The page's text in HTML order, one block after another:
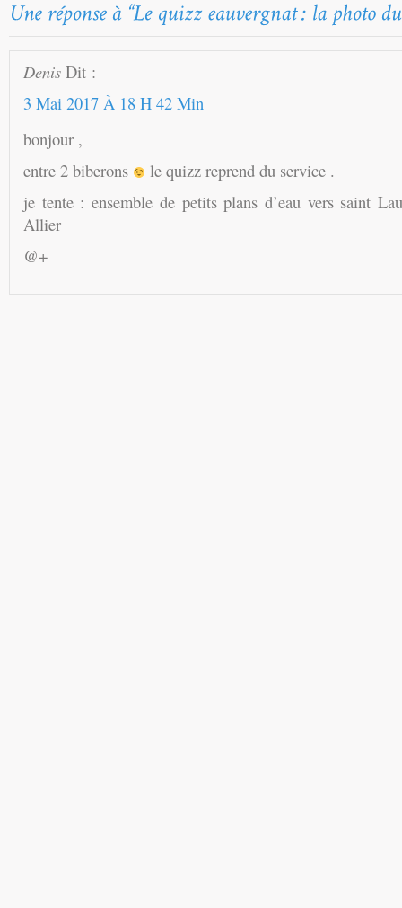
Denis Dit :
3 Mai 2017 À 18 H 42 Min
bonjour ,
entre 2 biberons
le quizz reprend du service .
je tente : ensemble de petits plans d’eau vers saint
Allier
@+